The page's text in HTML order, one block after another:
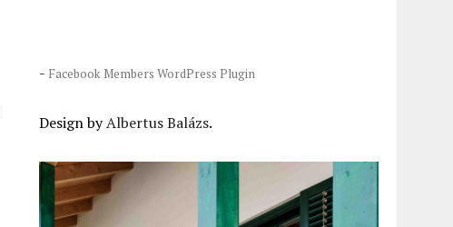
- Facebook Members WordPress Plugin
Design byAlbertus Balázs.